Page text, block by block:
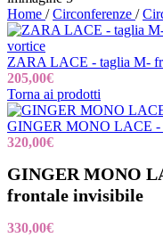
Home / Circonferenze /
ZARA LACE - taglia M-
205,00€
Torna ai prodotti
GINGER MONO LACE -
320,00€
GINGER MONO
frontale invisibile
330,00€